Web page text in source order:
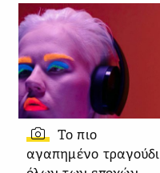
Το πιο
αγαπημένο τραγούδι